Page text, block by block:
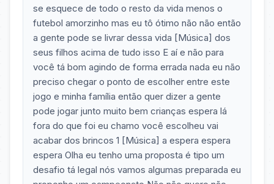
se esquece de todo o resto da vida menos o
futebol amorzinho mas eu tô ótimo não não então
a gente pode se livrar dessa vida [Música] dos
seus filhos acima de tudo isso E aí e não para
você tá bom agindo de forma errada nada eu não
preciso chegar o ponto de escolher entre este
jogo e minha família então quer dizer a gente
pode jogar junto muito bem crianças espera lá
fora do que foi eu chamo você escolheu vai
acabar dos brincos 1 [Música] a espera espera
espera Olha eu tenho uma proposta é tipo um
desafio tá legal nós vamos algumas preparada eu